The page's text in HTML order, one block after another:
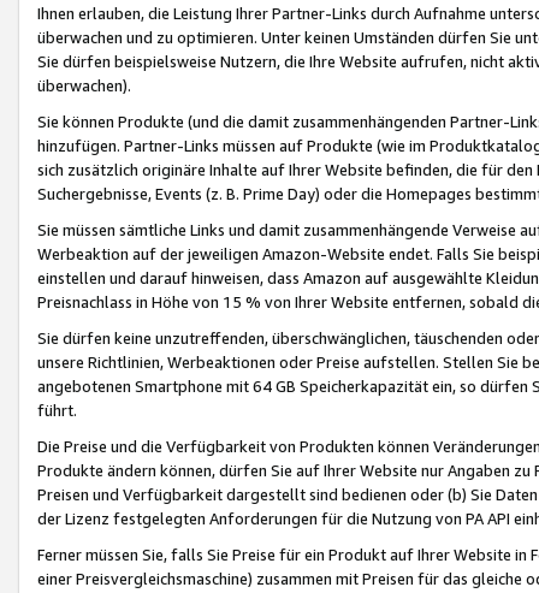
Ihnen erlauben, die Leistung Ihrer Partner-Links durch Aufnahme
überwachen und zu optimieren. Unter keinen Umständen dürfen Sie
Sie dürfen beispielsweise Nutzern, die Ihre Website aufrufen, nicht
überwachen).
Sie können Produkte (und die damit zusammenhängenden Partner-
hinzufügen. Partner-Links müssen auf Produkte (wie im
sich zusätzlich originäre Inhalte auf Ihrer Website befinden, die für
Suchergebnisse, Events (z. B. Prime Day) oder die Homepages
Sie müssen sämtliche Links und damit zusammenhängende
Werbeaktion auf der jeweiligen Amazon-Website endet. Falls Sie
einstellen und darauf hinweisen, dass Amazon auf ausgewählte
Preisnachlass in Höhe von 15 % von Ihrer Website entfernen, sobald
Sie dürfen keine unzutreffenden, überschwänglichen, täuschenden
unsere Richtlinien, Werbeaktionen oder Preise aufstellen. Stellen Sie
angebotenen Smartphone mit 64 GB Speicherkapazität ein, so dürfen
führt.
Die Preise und die Verfügbarkeit von Produkten können
Produkte ändern können, dürfen Sie auf Ihrer Website nur Angaben
Preisen und Verfügbarkeit dargestellt sind bedienen oder (b) Sie
der Lizenz festgelegten Anforderungen für die Nutzung von PA API
Ferner müssen Sie, falls Sie Preise für ein Produkt auf Ihrer Website
einer Preisvergleichsmaschine) zusammen mit Preisen für das